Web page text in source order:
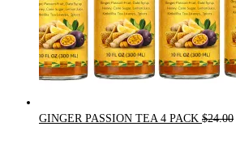
GINGER PASSION TEA 4 PACK $24.00